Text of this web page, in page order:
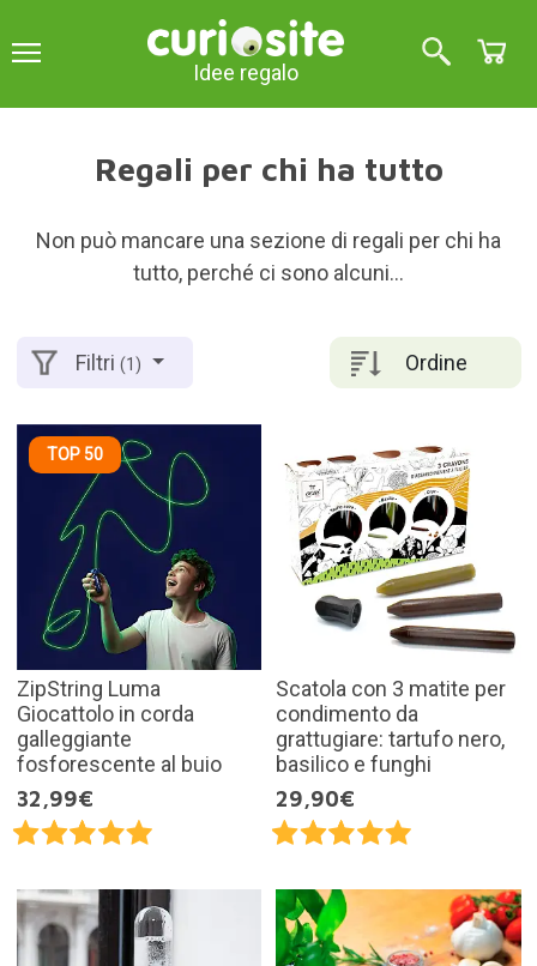
Idee regalo
Regali per chi ha tutto
Non può mancare una sezione di regali per chi ha
tutto, perché ci sono alcuni...
Ordine
Filtri(1)
TOP 50
ZipString Luma
Giocattolo in corda
galleggiante
fosforescente al buio
32,99€
Scatola con 3 matite per
condimento da
grattugiare: tartufo nero,
basilico e funghi
29,90€